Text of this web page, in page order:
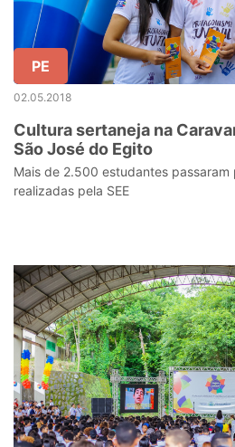
PE
02.05.2018
Cultura sertaneja na
São José do Egito
Mais de 2.500 estudantes
realizadas pela SEE